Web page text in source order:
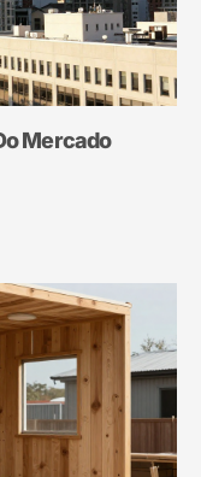
Mercado